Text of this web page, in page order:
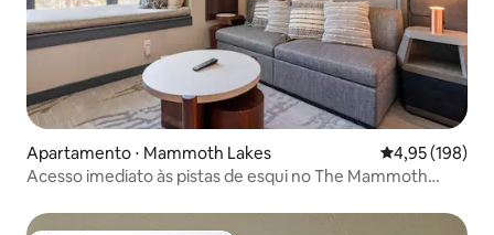
Apartamento ⋅ Mammoth Lakes 4,95 de uma
4,95 (198)
Acesso imediato às pistas de esqui no The Mammoth